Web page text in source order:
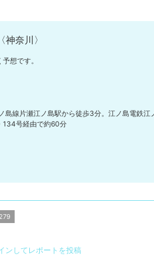
奈川〉
想です。
島線片瀬江ノ島駅から徒歩3分。江ノ島電鉄
134号経由で約60分
ンしてレポートを投稿